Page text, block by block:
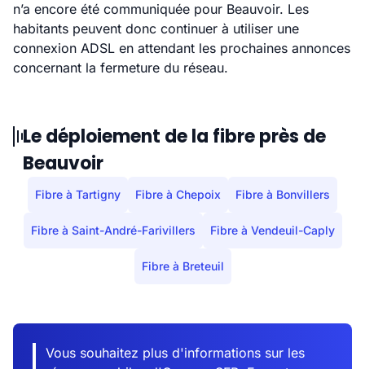
n’a encore été communiquée pour Beauvoir. Les
habitants peuvent donc continuer à utiliser une
connexion ADSL en attendant les prochaines annonces
concernant la fermeture du réseau.
Le déploiement de la fibre près de
Beauvoir
Fibre à Tartigny Fibre à Chepoix Fibre à Bonvillers
Fibre à Saint-André-Farivillers Fibre à Vendeuil-Caply
Fibre à Breteuil
Vous souhaitez plus d'informations sur les